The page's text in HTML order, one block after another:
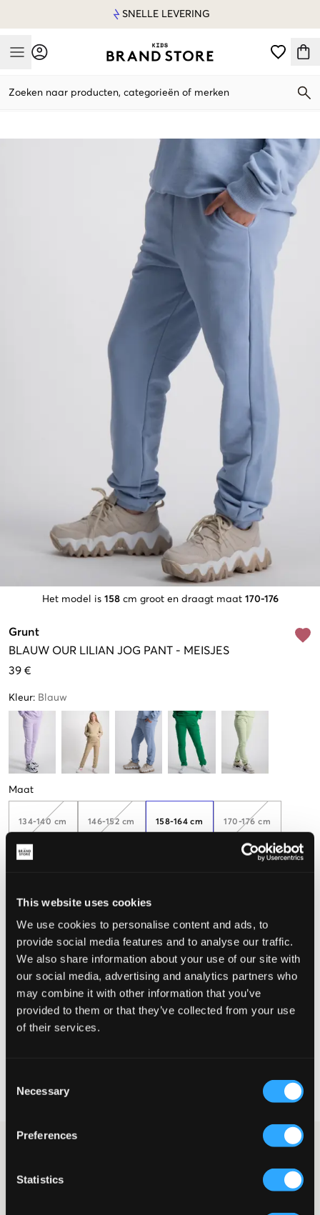
This website uses cookies
We use cookies to personalise content and ads, to
provide social media features and to analyse our traffic.
We also share information about your use of our site with
our social media, advertising and analytics partners who
may combine it with other information that you’ve
provided to them or that they’ve collected from your use
of their services.
Selection
Necessary
Preferences
Statistics
SNELLE LEVERING
Mobile Menu
Zoeken naar producten, categorieën of merken
Het model is 158 cm groot en draagt maat 170-176
Grunt
BLAUW OUR LILIAN JOG PANT - MEISJES
39 €
Kleur: Blauw
Maat
134-140 cm 146-152 cm 158-164 cm 170-176 cm
De maat lijkt
Te klein Perfect Te groot
MAATTABEL
KIES EEN MAAT
Gratis verzending vanaf €69
Lichtblauwe zachte joggingbroek van het populaire merk Grunt.
normaal. Er zijn zakken aan de zijkant. De pasvorm is normaal
en de boorden zitten onderaan. Combineer deze bij voorkeur